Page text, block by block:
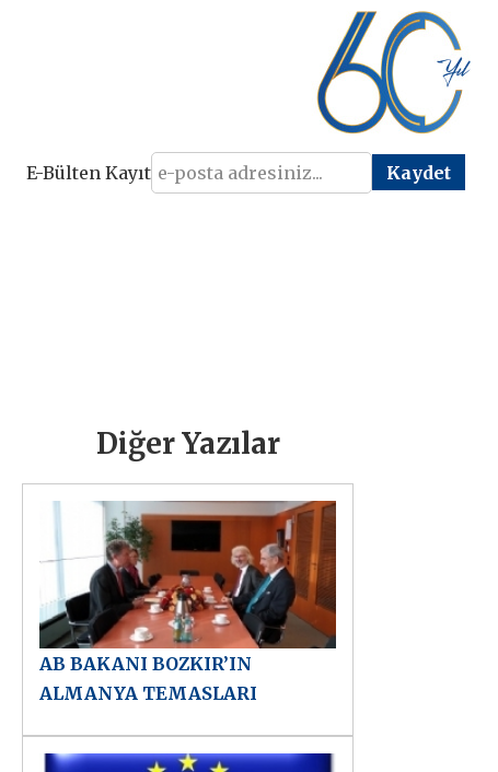
E-Bülten Kayıt
Diğer Yazılar
AB BAKANI BOZKIR’IN
ALMANYA TEMASLARI